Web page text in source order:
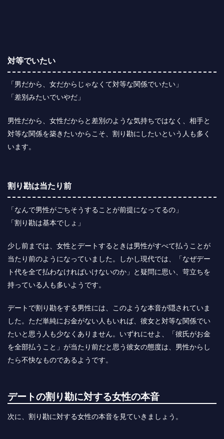
対等でいたい
「男だから、女だからじゃなくて対等な関係でいたい」
「差別みたいでいやだ」
男性だから、女性だからと差別のような気持ちではなく、相手と
対等な関係を築きたいからこそ、割り勘にしたいという人も多く
います。
割り勘は当たり前
「なんで男性がごちそうすることが前提になってるの」
「割り勘は基本でしょ」
少し前までは、女性とデートするときは男性がすべて払うことが
当たり前のようになっていました。しかし現代では、「なぜデー
ト代を全て払わなければいけないのか」と疑問に思い、苛立ちを
持っている人も多いようです。
デートで割り勘をする男性には、このような本音が隠されていま
した。ただ単純にお金がない人もいれば、彼女と対等な関係でい
たいと思う人も少なくありません。いずれにせよ、「彼氏がお金
を全部払うこと」が当たり前だと思う彼女の態度は、男性からし
たら不快なものであるようです。
デートの割り勘に対する女性の本音
次に、割り勘に対する女性の本音を見ていきましょう。